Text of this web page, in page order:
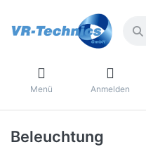
Menü Anmelden
Beleuchtung